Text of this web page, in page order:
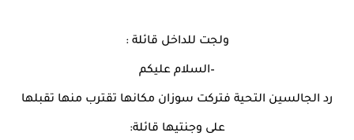
ولجت للداخل قائلة :
–السلام عليكم
رد الجالسين التحية فتركت سوزان مكانها تقترب منها تقبلها
على وجنتيها قائلة: